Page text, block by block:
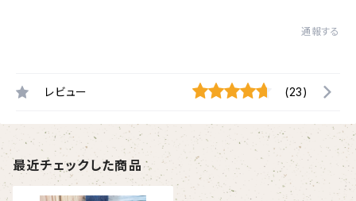
通報する
レビュー (23)
最近チェックした商品